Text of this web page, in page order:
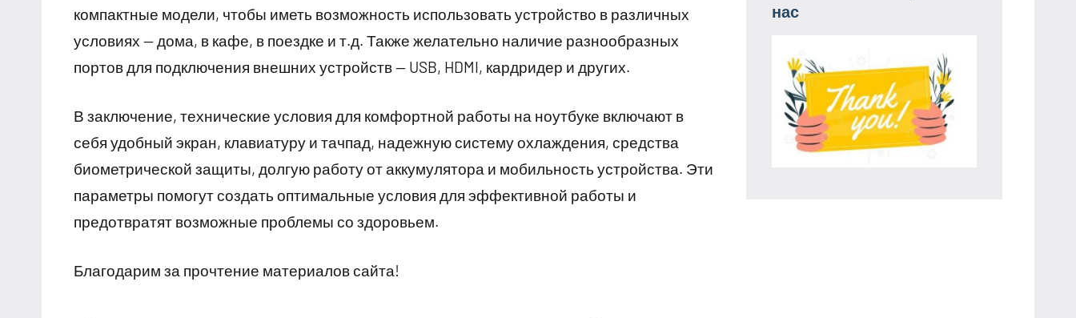
компактные модели, чтобы иметь возможность использовать устройство в различных
условиях — дома, в кафе, в поездке и т.д. Также желательно наличие разнообразных
портов для подключения внешних устройств — USB, HDMI, кардридер и других.
В заключение, технические условия для комфортной работы на ноутбуке включают в
себя удобный экран, клавиатуру и тачпад, надежную систему охлаждения, средства
биометрической защиты, долгую работу от аккумулятора и мобильность устройства. Эти
параметры помогут создать оптимальные условия для эффективной работы и
предотвратят возможные проблемы со здоровьем.
Благодарим за прочтение материалов сайта!
нас